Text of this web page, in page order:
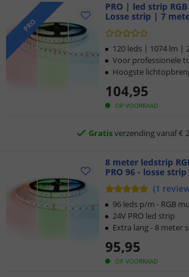
PRO
PRO | led strip RGB
Losse strip | 7
OP VOORRAAD
104,95
120 leds | 1074 lm |
Voor professionele
Hoogste
Klantbeoordeling 9.1
Voor 23:45 uur besteld,morgen
5 jaar garantie
Gratisverzending vanaf €
Klantbeoordeling 9.1
Voor 23:45 uur besteld,morgen
8 meter ledstrip
PRO 96 - losse strip
(1
OP VOORRAAD
95,95
96 leds p/m - RGB
24V PRO led strip
Extra lang - 8 meter